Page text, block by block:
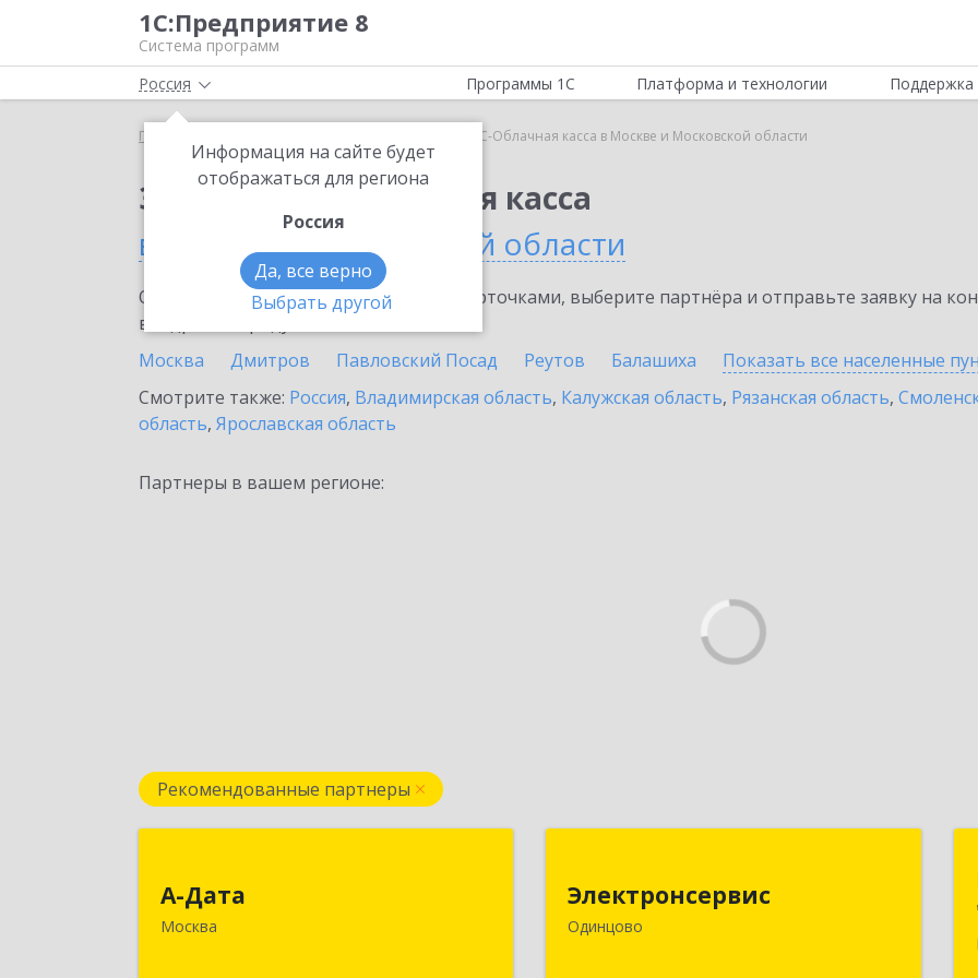
1С:Предприятие 8
Система программ
Россия
Информация на сайте будет
отображаться для региона
Россия
Да, все верно
Выбрать другой
Программы 1С Платформа и технологии Поддержка
Главная 1С-Облачная касса в Москве и Московской области
Заказать 1С-Облачная касса
в Москве и Московской области
Ознакомьтесь с информационными карточками, выберите партнёра и отправьте заявку на
внедрение продукта.
Москва
Дмитров Павловский Посад Реутов Балашиха Показать все населенные
Смотрите также: Россия, Владимирская область, Калужская область, Рязанская область,
область, Ярославская область
Партнеры в вашем регионе:
Рекомендованные партнеры
А-Дата
Москва
121069, Москва г, Хлебный пер, дом №
Электронсервис
Одинцово
143050, Московская обл,
Одинцовский р-н, Большие Вяземы